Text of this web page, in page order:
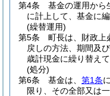
第4条
基金の運用から
に計上して、基金に
(繰替運用)
第5条
町長は、財政上
戻しの方法、期間及
歳計現金に繰り替え
(処分)
第6条
基金は、 第1条
限り、その全部又は